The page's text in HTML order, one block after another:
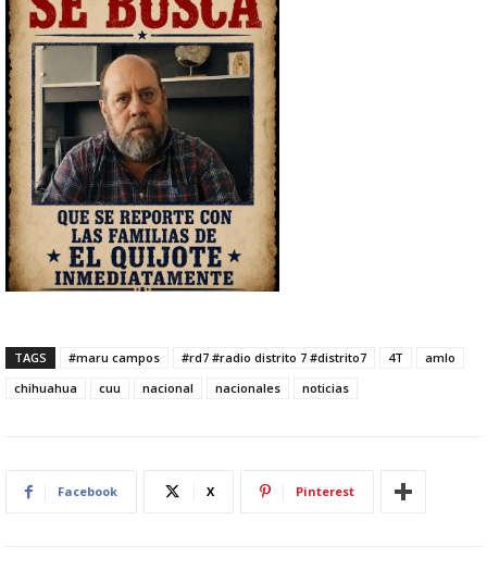
TAGS #maru campos #rd7 #radio distrito 7 #distrito7 4T
amlo
chihuahua
cuu nacional nacionales noticias
Facebook X Pinterest